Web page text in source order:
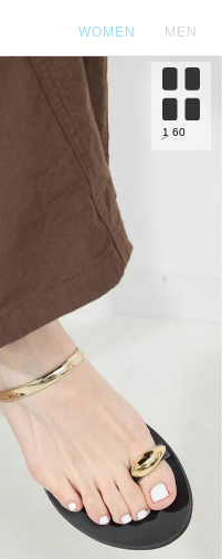
WOMEN MEN
1 60